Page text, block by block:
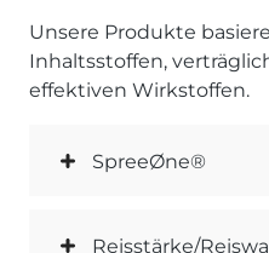
Unsere Produkte
Inhaltsstoffen,
effektiven Wirkstoffen.
SpreeØne®
Reisstärke/